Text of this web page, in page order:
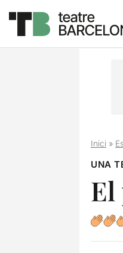
Inici»
UNA
El